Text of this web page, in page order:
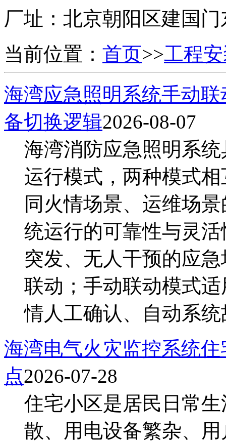
厂址： 北京朝阳区建国门
当前位置： 首页>>工程
海湾应急照明系统手动
备切换逻辑2026-08-07
海湾消防应急照明系
运行模式，两种模式
同火情场景、运维场
统运行的可靠性与灵
突发、无人干预的应
联动；手动联动模式
情人工确认、自动系统
海湾电气火灾监控系统
点2026-07-28
住宅小区是居民日常
散、用电设备繁杂、